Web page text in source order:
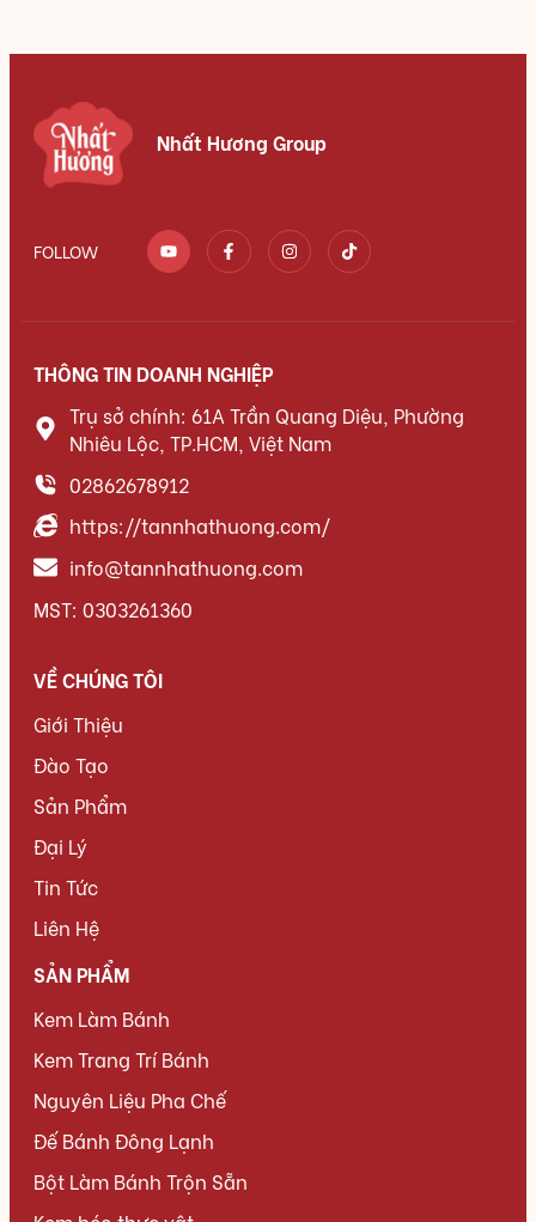
Nhất Hương Group
FOLLOW
THÔNG TIN DOANH NGHIỆP
Trụ sở chính: 61A Trần Quang Diệu, Phường
Nhiêu Lộc, TP.HCM, Việt Nam
02862678912
https://tannhathuong.com/
info@tannhathuong.com
MST: 0303261360
VỀ CHÚNG TÔI
Giới Thiệu
Đào Tạo
Sản Phẩm
Đại Lý
Tin Tức
Liên Hệ
SẢN PHẨM
Kem Làm Bánh
Kem Trang Trí Bánh
Nguyên Liệu Pha Chế
Đế Bánh Đông Lạnh
Bột Làm Bánh Trộn Sẵn